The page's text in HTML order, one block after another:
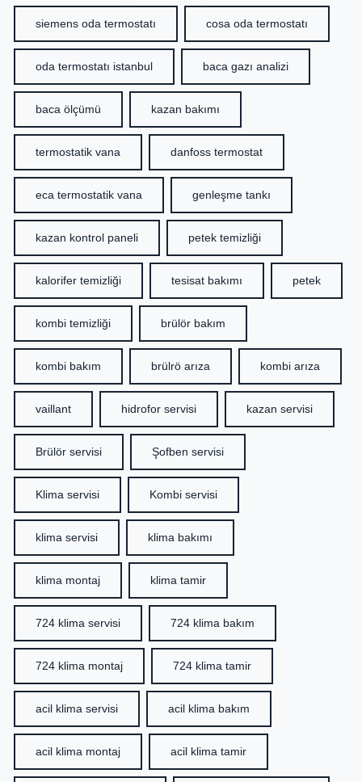
siemens oda termostatı cosa oda termostatı
oda termostatı istanbul baca gazı analizi
baca ölçümü kazan bakımı
termostatik vana danfoss termostat
eca termostatik vana genleşme tankı
kazan kontrol paneli petek temizliği
kalorifer temizliği tesisat bakımı petek
kombi temizliği brülör bakım
kombi bakım brülrö arıza kombi arıza
vaillant hidrofor servisi kazan servisi
Brülör servisi Şofben servisi
Klima servisi Kombi servisi
klima servisi klima bakımı
klima montaj klima tamir
724 klima servisi 724 klima bakım
724 klima montaj 724 klima tamir
acil klima servisi acil klima bakım
acil klima montaj acil klima tamir